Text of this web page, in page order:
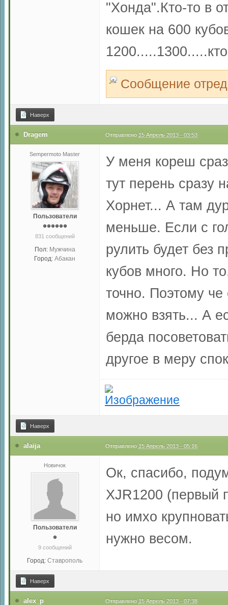
"Хонда".Кто-то в
кошек на 600
Сообщение
Наверх
Dragem Отправлено 15 Апрель 2013 - 03:53
Sempermoto Master
Пользователи
831 сообщений
Пол: Мужчина
Город: Абакан
У меня кореш
тут перень сразу
Хорнет... А там
меньше. Если с
рулить будет без
кубов много. Но
точно. Поэтому че
можно взять... А
берда
другое в меру
Наверх
alaija Отправлено 15 Апрель 2013 - 05:16
Новичок
Пользователи
9 сообщений
Город: Ставрополь
Ок, спасибо,
XJR1200 (первый
но имхо
нужно весом.
Наверх
alex_p Отправлено 15 Апрель 2013 - 07:38